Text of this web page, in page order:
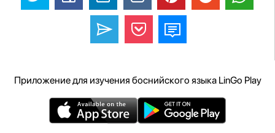
Приложение для изучения боснийского языка LinGo Play